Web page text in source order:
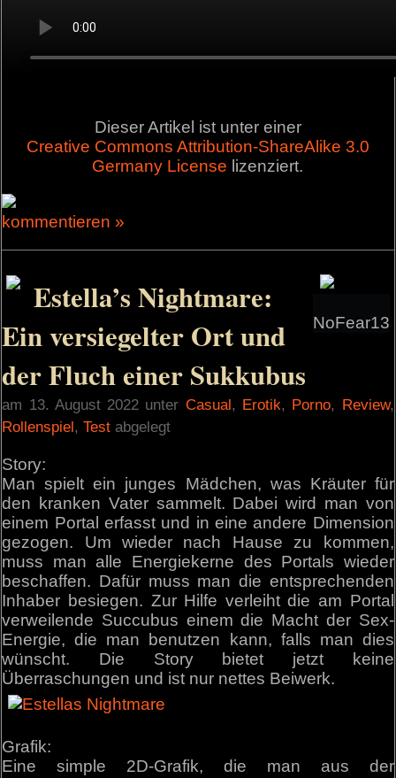
Dieser Artikel ist unter einer
Creative Commons Attribution-ShareAlike 3.0
Germany License lizenziert.
kommentieren »
NoFear13
Estella’s Nightmare:
Ein versiegelter Ort und
der Fluch einer Sukkubus
am 13. August 2022 unter Casual, Erotik, Porno, Review,
Rollenspiel,Test abgelegt
Story:
Man spielt ein junges Mädchen, was Kräuter für
den kranken Vater sammelt. Dabei wird man von
einem Portal erfasst und in eine andere Dimension
gezogen. Um wieder nach Hause zu kommen,
muss man alle Energiekerne des Portals wieder
beschaffen. Dafür muss man die entsprechenden
Inhaber besiegen. Zur Hilfe verleiht die am Portal
verweilende Succubus einem die Macht der Sex-
Energie, die man benutzen kann, falls man dies
wünscht. Die Story bietet jetzt keine
Überraschungen und ist nur nettes Beiwerk.
Grafik:
Eine simple 2D-Grafik, die man aus der